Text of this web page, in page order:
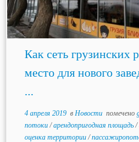
Как сеть грузинских
место для нового
...
4 апреля 2019в Новости помечено
потоки/арендопригодная площадь/
оценка территории/